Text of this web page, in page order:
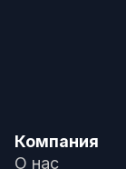
Компания
О нас